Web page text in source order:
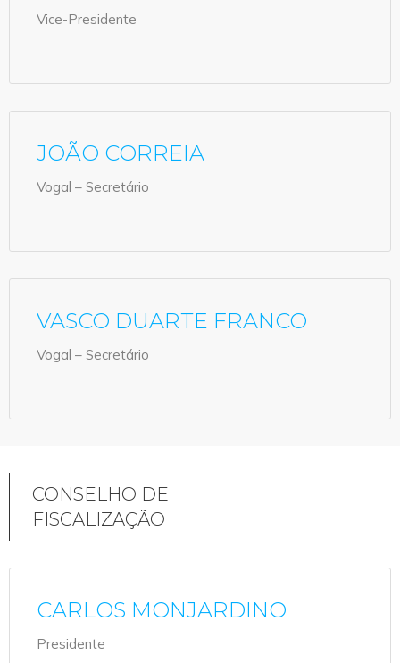
Vice-Presidente
JOÃO CORREIA
Vogal – Secretário
VASCO DUARTE FRANCO
Vogal – Secretário
CONSELHO DE
FISCALIZAÇÃO
CARLOS MONJARDINO
Presidente